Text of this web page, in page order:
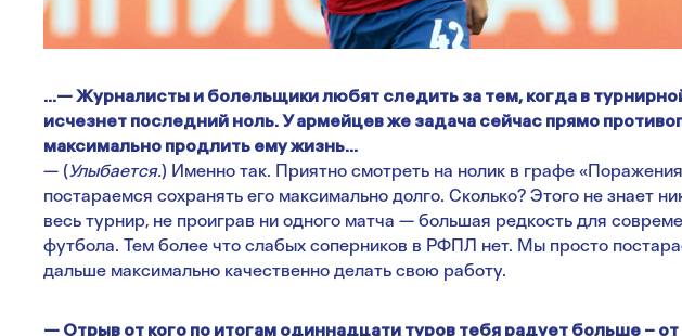
…— Журналисты и болельщики любят следить за тем, когда в
исчезнет последний ноль. У армейцев же задача сейчас прямо
максимально продлить ему жизнь…
— (Улыбается.) Именно так. Приятно смотреть на нолик в графе
постараемся сохранять его максимально долго. Сколько? Этого не знает
весь турнир, не проиграв ни одного матча — большая редкость для
футбола. Тем более что слабых соперников в РФПЛ нет. Мы просто
дальше максимально качественно делать свою работу.
— Отрыв от кого по итогам одиннадцати туров тебя радует больше – от